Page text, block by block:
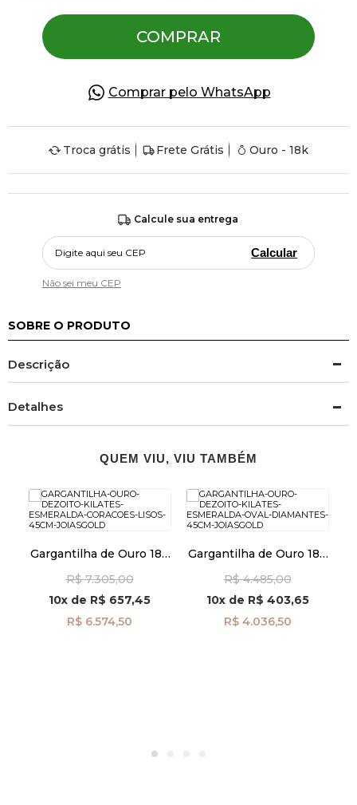
COMPRAR
Comprar pelo WhatsApp
Troca grátis Frete Grátis Ouro - 18k
Calcule sua entrega
Calcular
Não sei meu CEP
SOBRE O PRODUTO
Descrição
Detalhes
QUEM VIU, VIU TAMBÉM
Gargantilha de Ouro 18k
Lisos de 45cm ga08433
R$ 7.305,00
10x de R$ 657,45
R$ 6.574,50
Gargantilha de Ouro 18k
Diamantes 45cm
ga08594
R$ 4.485,00
10xde R$ 403,65
R$ 4.036,50
Pedras Preciosas